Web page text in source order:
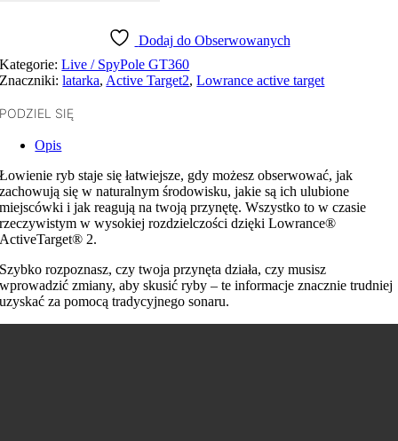
Dodaj do Obserwowanych
Kategorie:Live / SpyPole GT360
Znaczniki:latarka,Active Target2,Lowrance active target
PODZIEL SIĘ
Opis
Łowienie ryb staje się łatwiejsze, gdy możesz obserwować, jak
zachowują się w naturalnym środowisku, jakie są ich ulubione
miejscówki i jak reagują na twoją przynętę. Wszystko to w czasie
rzeczywistym w wysokiej rozdzielczości dzięki Lowrance®
ActiveTarget® 2.
Szybko rozpoznasz, czy twoja przynęta działa, czy musisz
wprowadzić zmiany, aby skusić ryby – te informacje znacznie trudniej
uzyskać za pomocą tradycyjnego sonaru.